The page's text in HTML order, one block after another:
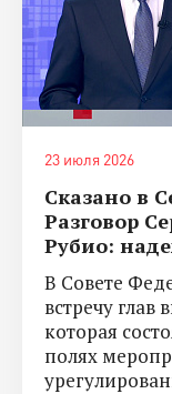
23 июля 2026
Сказано в
Разговор
Рубио:
В Совете
встречу
которая
полях